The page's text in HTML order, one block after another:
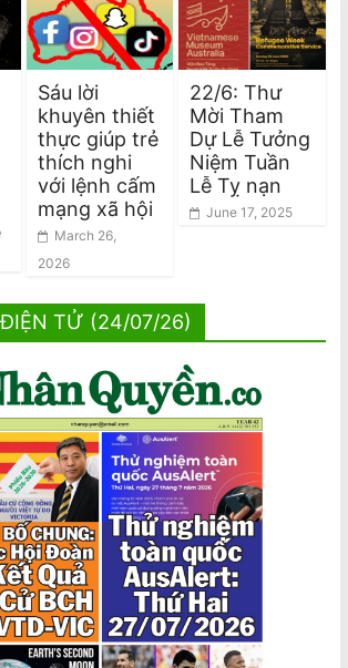
Sáu lời
khuyên thiết
thực giúp trẻ
thích nghi
với lệnh cấm
mạng xã hội
March 26,
2026
22/6: Thư
Mời Tham
Dự Lễ Tưởng
Niệm Tuần
Lễ Tỵ nạn
June 17, 2025
ĐIỆN TỬ (24/07/26)